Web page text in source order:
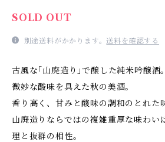
SOLD OUT
別途送料がかかります。送料を確認する
古風な｢山廃造り｣で醸した純米吟醸酒。
微妙な酸味を具えた秋の美酒。
香り高く、甘みと酸味の調和のとれた
山廃造りならではの複雑重厚な味わい
理と抜群の相性。